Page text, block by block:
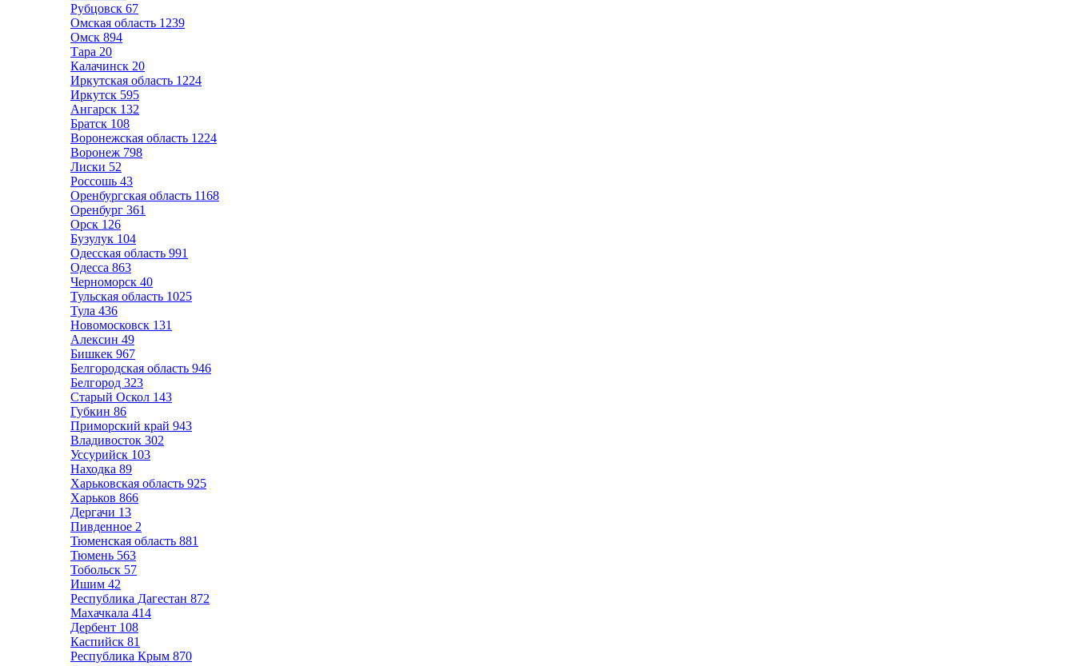
Рубцовск 67
Омская область 1239
Омск 894
Тара 20
Калачинск 20
Иркутская область 1224
Иркутск 595
Ангарск 132
Братск 108
Воронежская область 1224
Воронеж 798
Лиски 52
Россошь 43
Оренбургская область 1168
Оренбург 361
Орск 126
Бузулук 104
Одесская область 991
Одесса 863
Черноморск 40
Тульская область 1025
Тула 436
Новомосковск 131
Алексин 49
Бишкек 967
Белгородская область 946
Белгород 323
Старый Оскол 143
Губкин 86
Приморский край 943
Владивосток 302
Уссурийск 103
Находка 89
Харьковская область 925
Харьков 866
Дергачи 13
Пивденное 2
Тюменская область 881
Тюмень 563
Тобольск 57
Ишим 42
Республика Дагестан 872
Махачкала 414
Дербент 108
Каспийск 81
Республика Крым 870